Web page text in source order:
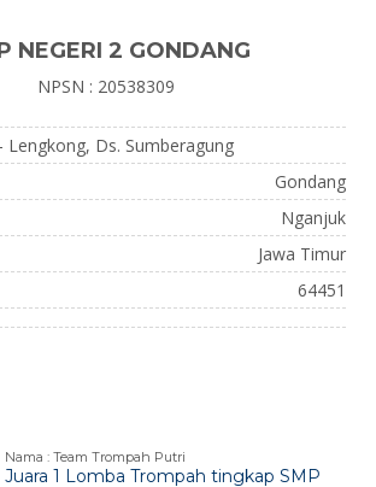
NEGERI 2 GONDANG
NPSN : 20538309
Lengkong, Ds. Sumberagung
Gondang
Nganjuk
Jawa Timur
64451
Nama : Team Trompah Putri
Juara 1 Lomba Trompah tingkap SMP